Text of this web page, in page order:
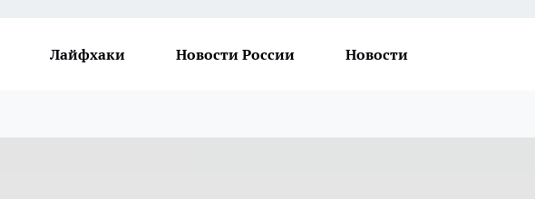
Лайфхаки Новости России Новости